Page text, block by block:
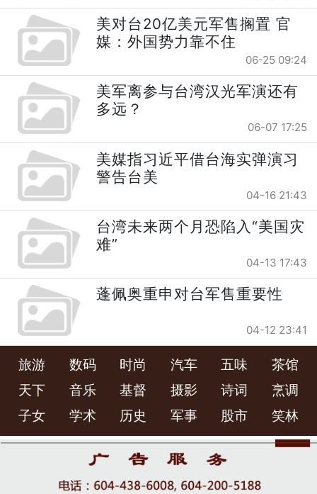
美对台20亿美元军售搁置 官
媒：外国势力靠不住
06-25 09:24
美军离参与台湾汉光军演还有
多远？
06-07 17:25
美媒指习近平借台海实弹演习
警告台美
04-16 21:43
台湾未来两个月恐陷入“美国灾
难”
04-13 17:43
蓬佩奥重申对台军售重要性
04-12 23:41
旅游 数码 时尚 汽车 五味
茶馆
天下
音乐 基督 摄影 诗词
烹调
子女
学术 历史 军事 股市 笑林